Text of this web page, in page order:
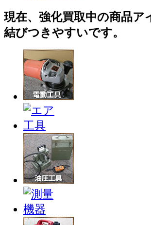
現在、強化買取中の商品
結びつきやすいです。